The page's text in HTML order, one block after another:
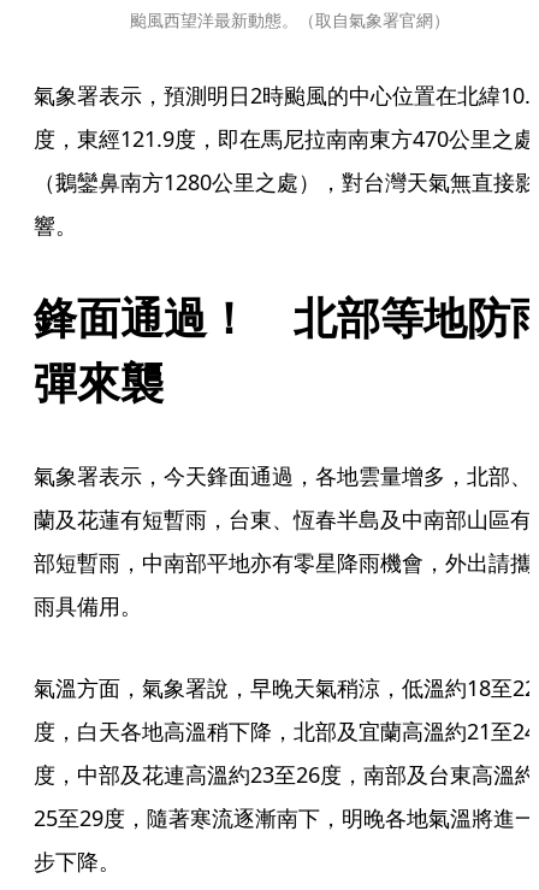
颱風西望洋最新動態。（取自氣象署官網）
氣象署表示，預測明日2時颱風的中心位置在北緯
度，東經121.9度，即在馬尼拉南南東方470公里之處
（鵝鑾鼻南方1280公里之處），對台灣天氣無直接影
響。
鋒面通過！　北部等地防
彈來襲
氣象署表示，今天鋒面通過，各地雲量增多，北部、
蘭及花蓮有短暫雨，台東、恆春半島及中南部山區有
部短暫雨，中南部平地亦有零星降雨機會，外出請攜
雨具備用。
氣溫方面，氣象署說，早晚天氣稍涼，低溫約18至22
度，白天各地高溫稍下降，北部及宜蘭高溫約21至24
度，中部及花連高溫約23至26度，南部及台東高溫約
25至29度，隨著寒流逐漸南下，明晚各地氣溫將進一
步下降。